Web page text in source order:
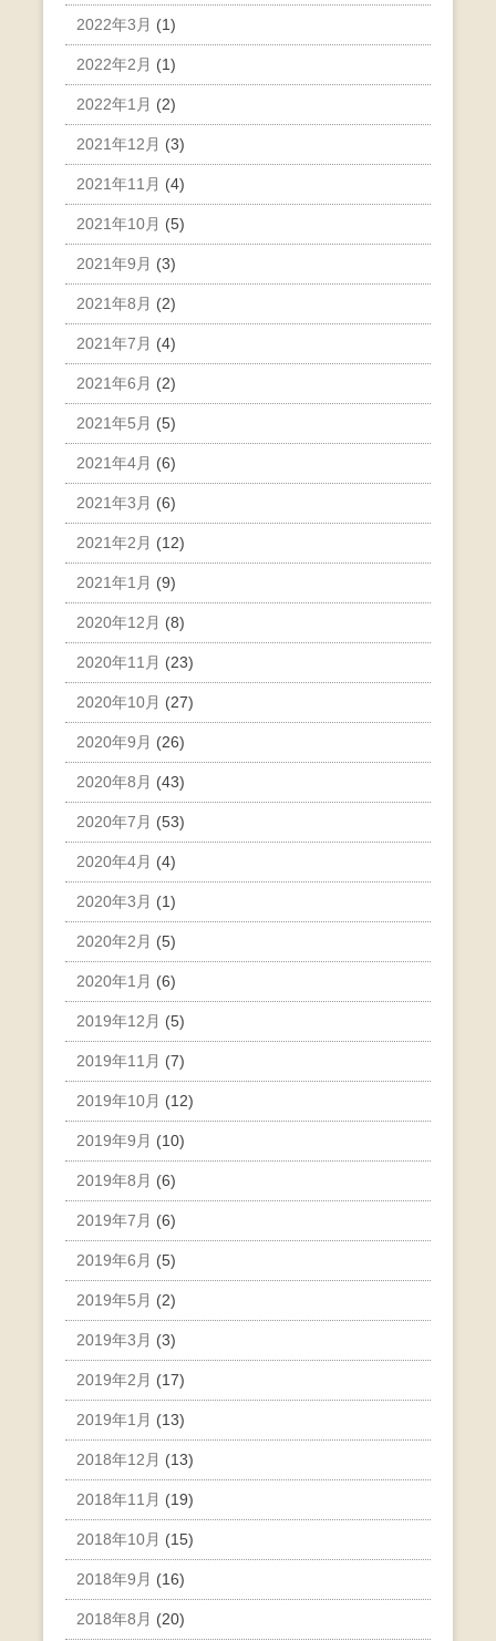
2022年3月 (1)
2022年2月 (1)
2022年1月 (2)
2021年12月 (3)
2021年11月 (4)
2021年10月 (5)
2021年9月 (3)
2021年8月 (2)
2021年7月 (4)
2021年6月 (2)
2021年5月 (5)
2021年4月 (6)
2021年3月 (6)
2021年2月 (12)
2021年1月 (9)
2020年12月 (8)
2020年11月 (23)
2020年10月 (27)
2020年9月 (26)
2020年8月 (43)
2020年7月 (53)
2020年4月 (4)
2020年3月 (1)
2020年2月 (5)
2020年1月 (6)
2019年12月 (5)
2019年11月 (7)
2019年10月 (12)
2019年9月 (10)
2019年8月 (6)
2019年7月 (6)
2019年6月 (5)
2019年5月 (2)
2019年3月 (3)
2019年2月 (17)
2019年1月 (13)
2018年12月 (13)
2018年11月 (19)
2018年10月 (15)
2018年9月 (16)
2018年8月 (20)